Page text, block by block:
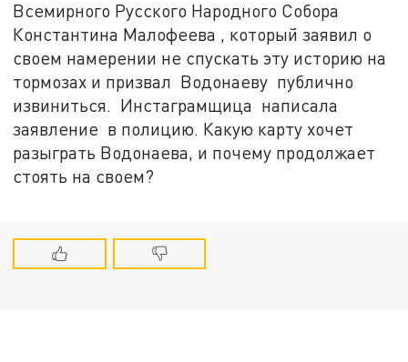
Всемирного Русского Народного Собора
Константина Малофеева , который заявил о
своем намерении не спускать эту историю на
тормозах и призвал Водонаеву публично
извиниться. Инстаграмщица написала
заявление в полицию. Какую карту хочет
разыграть Водонаева, и почему продолжает
стоять на своем?